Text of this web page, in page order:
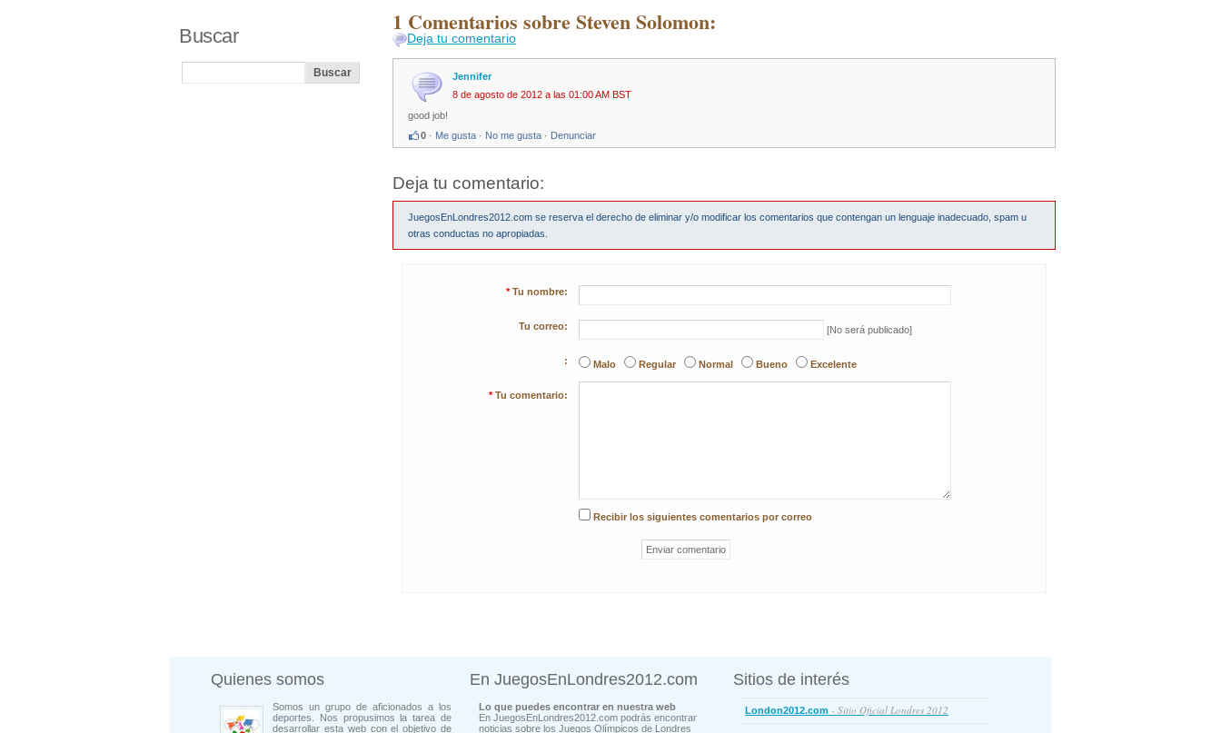
1 Comentarios sobre Steven Solomon:
Deja tu comentario
Jennifer
8 de agosto de 2012 a las 01:00 AM BST
good job!
0 · Me gusta · No me gusta · Denunciar
Deja tu comentario:
JuegosEnLondres2012.com se reserva el derecho de eliminar y/o modificar los comentarios que contengan un lenguaje inadecuado, spam u
otras conductas no apropiadas.
* Tu nombre:
Tu correo: [No será publicado]
: Malo Regular Normal Bueno Excelente
* Tu comentario:
Recibir los siguientes comentarios por correo
Buscar
Quienes somos
Somos un grupo de aficionados a los
deportes. Nos propusimos la tarea de
desarrollar esta web con el objetivo de
En JuegosEnLondres2012.com
Lo que puedes encontrar en nuestra web
En JuegosEnLondres2012.com podrás encontrar
noticias sobre los Juegos Olímpicos de Londres
Sitios de interés
London2012.com - Sitio Oficial Londres 2012